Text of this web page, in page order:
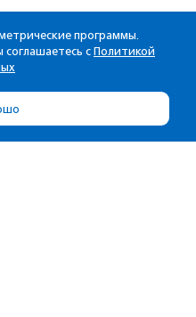
программы.
с Политикой